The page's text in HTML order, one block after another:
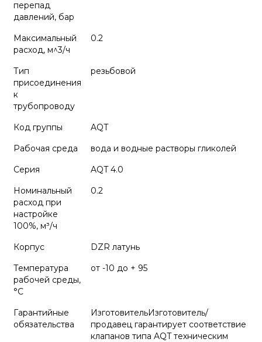
перепад
давлений, бар
Максимальный
расход, м^3/ч
0.2
Тип
присоединения
к
трубопроводу
резьбовой
Код группы
AQT
Рабочая среда
вода и водные растворы гликолей
Серия
AQT 4.0
Номинальный
расход при
настройке
100%, м³/ч
0.2
Корпус
DZR латунь
Температура
рабочей среды,
°С
от -10 до + 95
Гарантийные
обязательства
ИзготовительИзготовитель/
продавец гарантирует соответствие
клапанов типа AQT техническим